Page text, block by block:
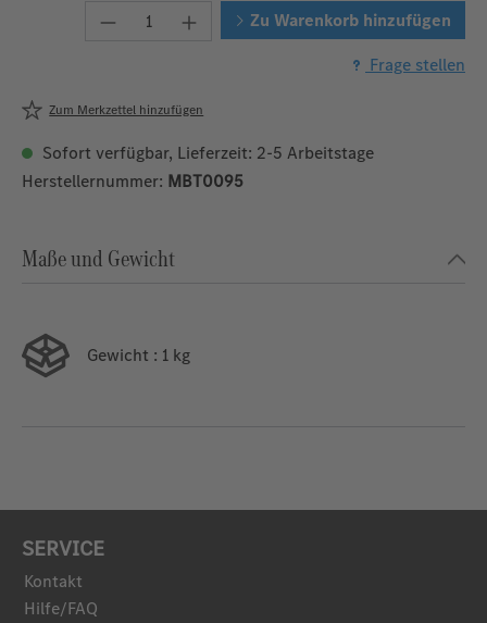
Produkt Anzahl: Gib denZu Warenkorb hinzufügen
Frage stellen
Zum Merkzettel hinzufügen
Sofort verfügbar, Lieferzeit: 2-5 Arbeitstage
Herstellernummer: MBT0095
Maße und Gewicht
Gewicht : 1 kg
SERVICE
Kontakt
Hilfe/FAQ